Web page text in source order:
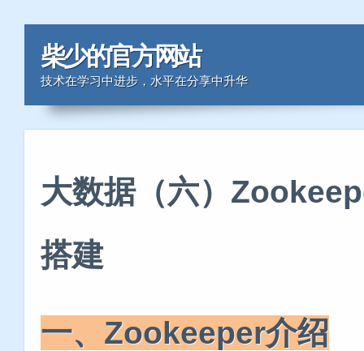
柴少的官方网站
技术在学习中进步，水平在分享中升华
大数据（六）
搭建
一、Zookeeper介绍